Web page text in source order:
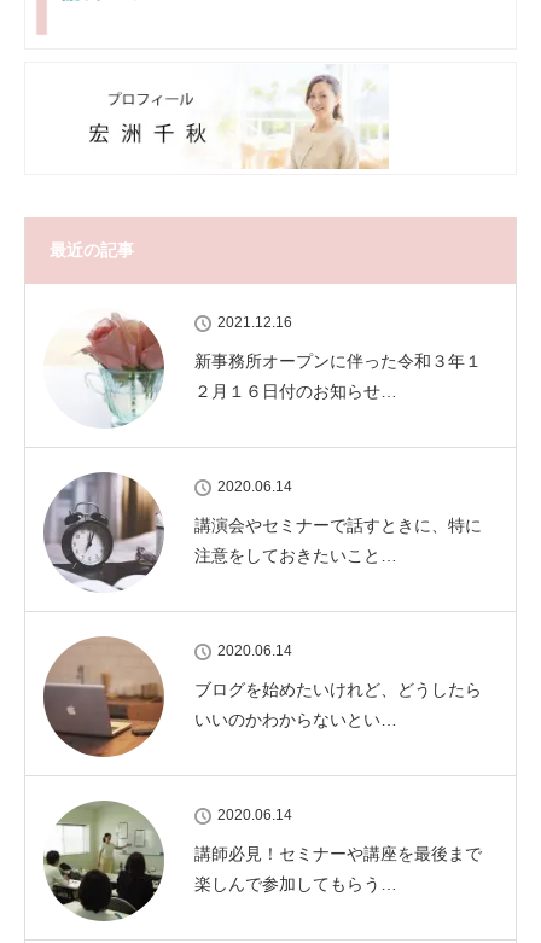
最近の記事
2021.12.16
新事務所オープンに伴った令和３年１
２月１６日付のお知らせ…
2020.06.14
講演会やセミナーで話すときに、特に
注意をしておきたいこと…
2020.06.14
ブログを始めたいけれど、どうしたら
いいのかわからないとい…
2020.06.14
講師必見！セミナーや講座を最後まで
楽しんで参加してもらう…